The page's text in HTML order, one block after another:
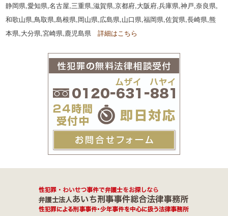
静岡県,愛知県,名古屋,三重県,滋賀県,京都府,大阪府,兵庫県,神戸,奈良県,
和歌山県,鳥取県,島根県,岡山県,広島県,山口県,福岡県,佐賀県,長崎県,熊
本県,大分県,宮崎県,鹿児島県詳細はこちら